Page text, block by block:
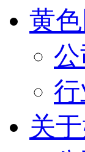
黄
关